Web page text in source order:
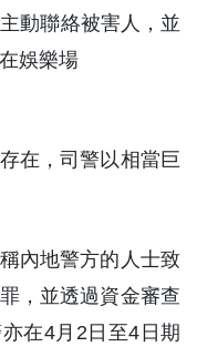
動聯絡被害人，並
娛樂場
在，司警以相當巨
內地警方的人士致
，並透過資金審查
在4月2日至4日期